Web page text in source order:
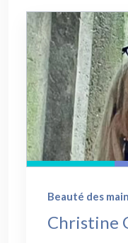
Beauté des
Christine